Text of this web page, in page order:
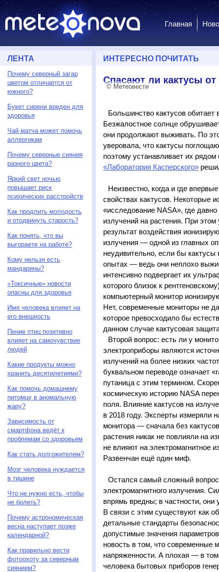
Главная
ЛЕНТА
Почему северный загар
цветом отличается от
южного?
Букет сирени вреден для
здоровья
Чай матча может помочь
аллергикам
Почему северные сияния
разного цвета?
Яркий свет ночью
повышает риск
психических расстройств
Как продлить молодость
и отодвинуть старость?
Как понять, что вы
выгораете на работе?
Кому нельзя есть
мандарины?
«Токсичные» новости
опасны для здоровья
Имя человека влияет на
его внешность
Пение птиц позитивно
влияет на самочувствие
людей
Какие продукты можно
хранить десятилетиями?
Как помочь домашнему
питомцу в аномальную
жару?
Зависимость от
смартфона ведёт к
проблемам со здоровьем
Как стать долгожителем?
Мозг человека нуждается
в тишине
Что не нужно есть, чтобы
не болеть?
Почему астрономическая
весна наступает позже
календарной?
Как правильно вести
фотоохоту за северным
сиянием?
ИНТЕРЕСНО ПОЧИТАТЬ
Спасают ли кактусы
© Метеовести
Большинство кактусов
Безжалостное солнце
они продолжают выживать. По
уверовала, что кактусы
поэтому устанавливает их
«Лаборатория Касперского»
Неизвестно, когда и где
свойствах кактусов. Некоторые
«исследование NASA», где
излучений на растения. При
результат воздействия
излучения — одной из главных
неудивительно, если бы кактусы
опытах — ведь они неплохо
интенсивно подвергает их
которого близок к
компьютерный монитор
Нет, современные мониторы не
которое превосходило бы
данном случае кактусовая
Второй вопрос: есть ли у
электроприборы являются
излучений на более низких
буквальном переводе означает
путаница с этим термином.
космическую историю NASA
поля. Влияние кактусов на
в 2018 году. Эксперты измеряли
монитора — сначала без
растения никак не повлияли на
не влияют на электромагнитное
Развенчан ещё один миф.
Остался самый сложный
электромагнитного излучения.
впрямь вредны; в частности, они
В связи с этим существуют как
детальные стандарты
допустимые значения
новость в том, что современные
напряженности. А плохая — в
человека бытовых приборов